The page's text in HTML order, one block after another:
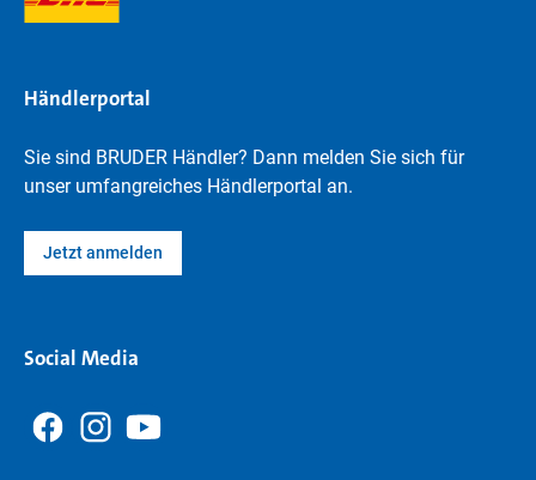
Händlerportal
Sie sind BRUDER Händler? Dann melden Sie sich für
unser umfangreiches Händlerportal an.
Jetzt anmelden
Social Media